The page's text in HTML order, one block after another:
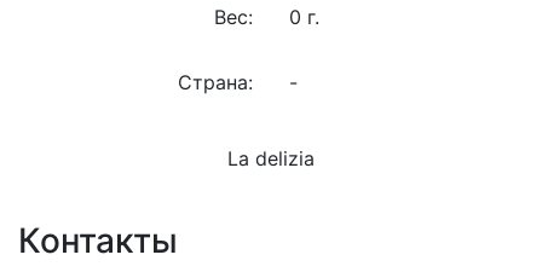
Вес: 0 г.
Страна: -
La delizia
Контакты